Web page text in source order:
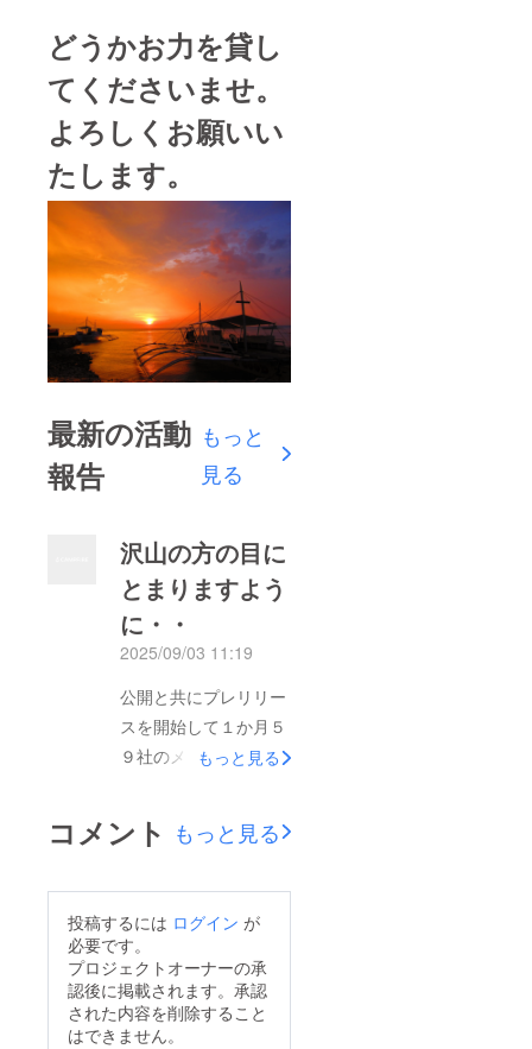
どうかお力を貸し
てくださいませ。
よろしくお願いい
たします。
最新の活動
報告
もっと
見る
沢山の方の目に
とまりますよう
に・・
2025/09/03 11:19
公開と共にプレリリー
スを開始して１か月５
９社のメディアにてご
りがとうございます
☆☆☆初めての試みで
にとまり、共感してい
ただけますように・・
持続可能なマリンツー
リズムを目指す！JAM
もっと見る
コメント もっと見る
投稿するには ログイン が
必要です。
プロジェクトオーナーの承
認後に掲載されます。承認
された内容を削除すること
はできません。